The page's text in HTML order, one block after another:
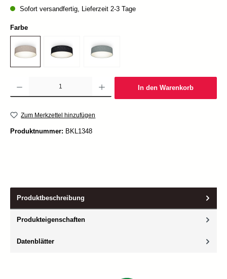
Sofort versandfertig, Lieferzeit 2-3 Tage
Farbe
Produkt Anzahl: Gib den gewünschten Wert ein oder benutze die Schaltflächen um die
In den Warenkorb
Zum Merkzettel hinzufügen
Produktnummer: BKL1348
Produktbeschreibung
Produkteigenschaften
Datenblätter